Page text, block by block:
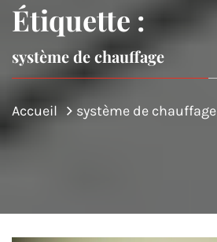
Étiquette :
système de chauffage
Accueil système de chauffage